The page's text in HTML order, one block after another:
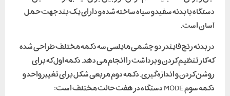
دستگاه با بدنه سفید و سیاه ساخته شده و دارای یک بند جهت حمل
آسان است.
در بدنه رنج فایندر دو چشمی مایلسی سه دکمه مختلف طراحی شده
که کار تنظیم کردن و برداشت را انجام می دهد. دکمه اول که برای
روشن کردن و اندازه گیری.دکمه دوم مربعی شکل برای تغییر واحد و
دکمه سوم MODE دستگاه در هفت حالت مختلف است: